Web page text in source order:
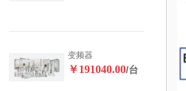
变频器
￥191040.00/台